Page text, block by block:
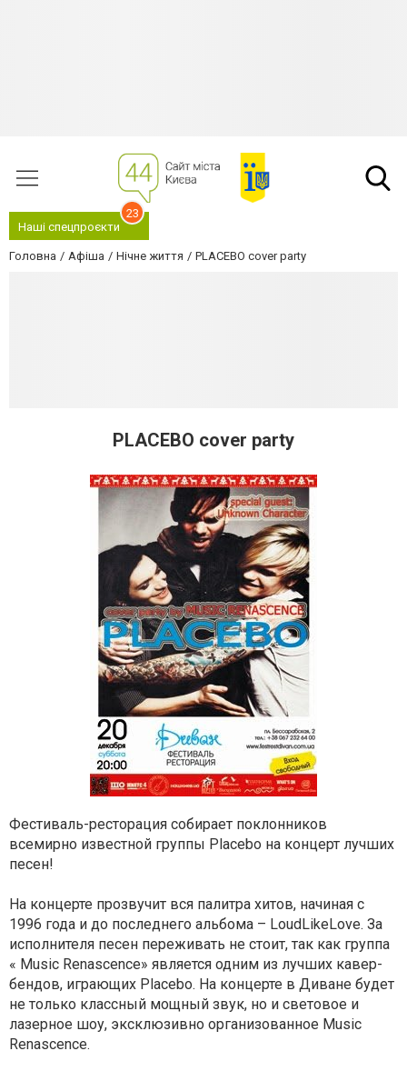
Наші спецпроєкти
23
Головна Афіша Нічне життя PLACEBO cover party
PLACEBO cover party
Фестиваль-ресторация собирает поклонников
всемирно известной группы Placebo на концерт лучших
песен!
На концерте прозвучит вся палитра хитов, начиная с
1996 года и до последнего альбома – LoudLikeLove. За
исполнителя песен переживать не стоит, так как группа
« Music Renascence» является одним из лучших кавер-
бендов, играющих Placebo. На концерте в Диване будет
не только классный мощный звук, но и световое и
лазерное шоу, эксклюзивно организованное Music
Renascence.